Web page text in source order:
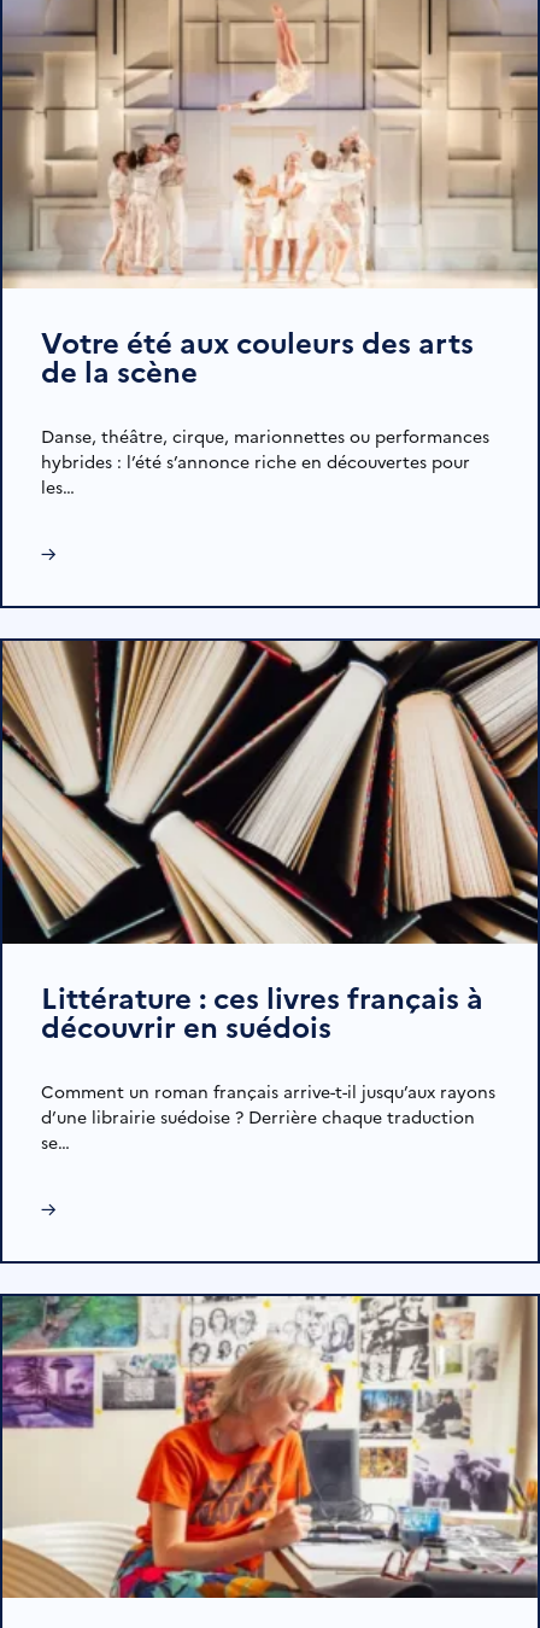
Votre été aux couleurs des arts
de la scène
Danse, théâtre, cirque, marionnettes ou performances
hybrides : l’été s’annonce riche en découvertes pour
les…
→
Littérature : ces livres français à
découvrir en suédois
Comment un roman français arrive-t-il jusqu’aux rayons
d’une librairie suédoise ? Derrière chaque traduction
se…
→